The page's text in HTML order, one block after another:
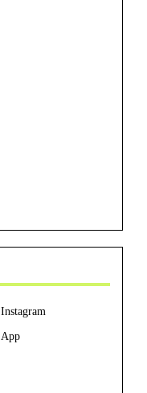
Instagram
App